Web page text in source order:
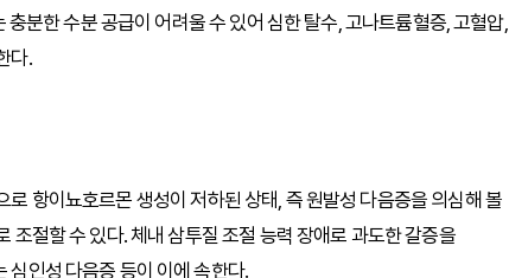
분한 수분 공급이 어려울 수 있어 심한 탈수, 고나트륨혈증, 고혈압,
다.
항이뇨호르몬 생성이 저하된 상태, 즉 원발성 다음증을 의심해 볼
절할 수 있다. 체내 삼투질 조절 능력 장애로 과도한 갈증을
심인성 다음증 등이 이에 속한다.